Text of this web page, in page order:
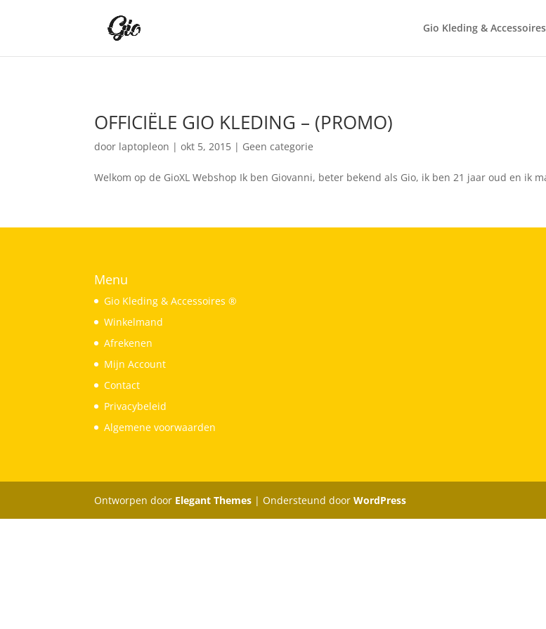
Gio Kleding &
OFFICIËLE GIO KLEDING – (PROMO)
door laptopleon |okt 5, 2015 | Geen categorie
Welkom op de GioXL Webshop Ik ben Giovanni, beter bekend als Gio, ik ben 21 jaar oud en ik
Menu
Gio Kleding & Accessoires ®
Winkelmand
Afrekenen
Mijn Account
Contact
Privacybeleid
Algemene voorwaarden
Ontworpen door Elegant Themes | Ondersteund doorWordPress